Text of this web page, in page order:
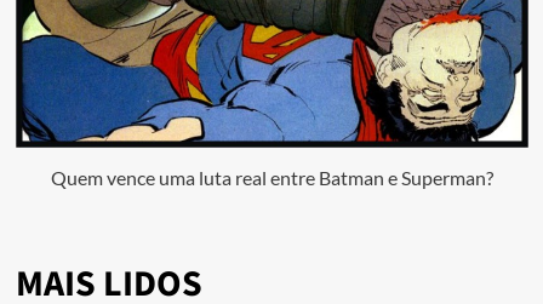
Quem vence uma luta real entre Batman e Superman?
MAIS LIDOS